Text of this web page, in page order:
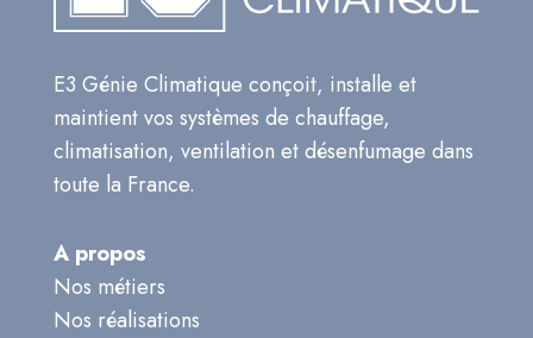
E3 Génie Climatique conçoit, installe et
maintient vos systèmes de chauffage,
climatisation, ventilation et désenfumage dans
toute la France.
A propos
Nos métiers
Nos réalisations